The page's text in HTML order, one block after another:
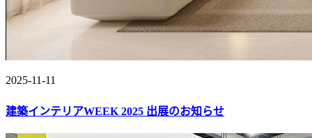
2025-11-11
建築インテリアWEEK 2025 出展のお知らせ